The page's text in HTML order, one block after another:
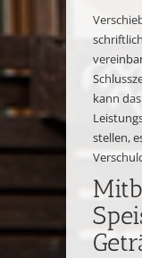
kann
stellen,